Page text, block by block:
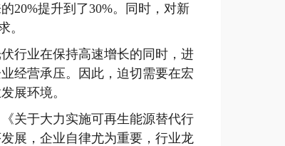
20%提升到了30%。同时，对新
。
行业在保持高速增长的同时，进
经营承压。因此，迫切需要在宏
展环境。
关于大力实施可再生能源替代行
展，企业自律尤为重要，行业龙